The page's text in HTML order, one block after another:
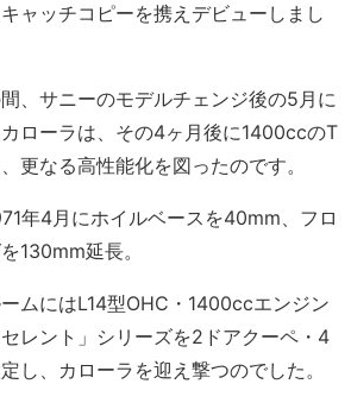
ャッチコピーを携えデビューしまし
、サニーのモデルチェンジ後の5月に
ローラは、その4ヶ月後に1400ccのT
更なる高性能化を図ったのです。
年4月にホイルベースを40mm、フロ
130mm延長。
ムにはL14型OHC・1400ccエンジン
レント」シリーズを2ドアクーペ・4
し、カローラを迎え撃つのでした。